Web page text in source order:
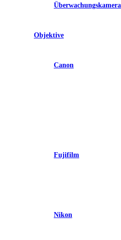
Objektive
Canon
Fujifilm
Nikon